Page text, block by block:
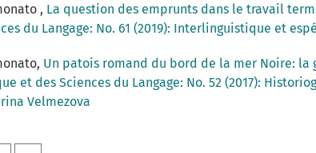
, La question des emprunts dans le travail
du Langage: No. 61 (2019): Interlinguistique et
Un patois romand du bord de la mer Noire: la
et des Sciences du Langage: No. 52 (2017):
Velmezova